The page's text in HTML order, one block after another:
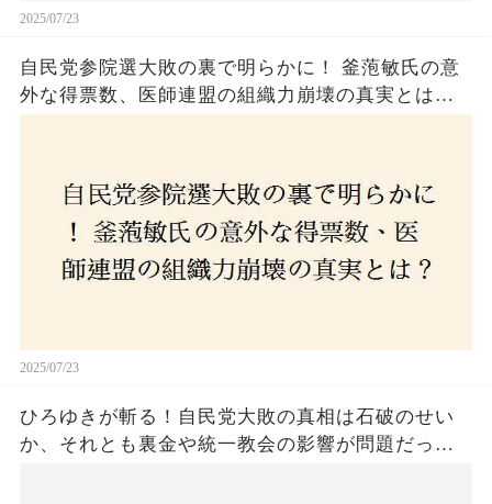
2025/07/23
自民党参院選大敗の裏で明らかに！ 釜萢敏氏の意
外な得票数、医師連盟の組織力崩壊の真実とは？
2025/07/23
ひろゆきが斬る！自民党大敗の真相は石破のせい
か、それとも裏金や統一教会の影響が問題だった